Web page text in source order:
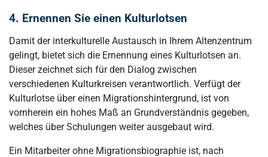
4. Ernennen Sie einen Kulturlotsen
Damit der interkulturelle Austausch in Ihrem Altenzentrum
gelingt, bietet sich die Ernennung eines Kulturlotsen an.
Dieser zeichnet sich für den Dialog zwischen
verschiedenen Kulturkreisen verantwortlich. Verfügt der
Kulturlotse über einen Migrationshintergrund, ist von
vornherein ein hohes Maß an Grundverständnis gegeben,
welches über Schulungen weiter ausgebaut wird.
Ein Mitarbeiter ohne Migrationsbiographie ist, nach